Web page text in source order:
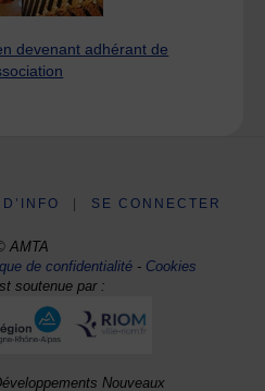
devenant adhérant de
SE CONNECTER
AMTA
de confidentialité- Cookies
soutenue par :
Nouveaux